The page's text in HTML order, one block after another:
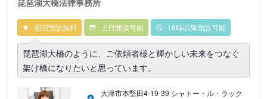
琵琶湖大橋法律事務所
初回面談無料 土日面談可能 18時以降面談可能
琵琶湖大橋のように、ご依頼者様と輝かしい未来をつなぐ
架け橋になりたいと思っています。
大津市本堅田4-19-39 シャトー・ル・ラック